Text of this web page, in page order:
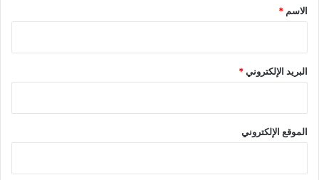
*
الاسم *
البريد الإلكتروني*
الموقع الإلكتروني